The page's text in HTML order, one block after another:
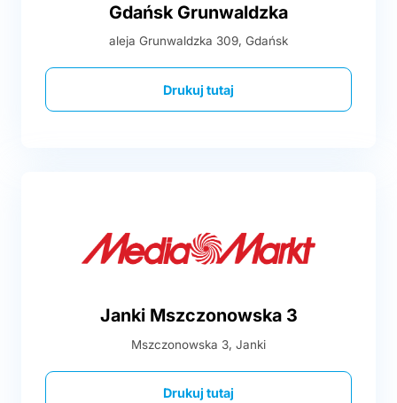
Gdańsk Grunwaldzka
aleja Grunwaldzka 309, Gdańsk
Drukuj tutaj
Janki Mszczonowska 3
Mszczonowska 3, Janki
Drukuj tutaj